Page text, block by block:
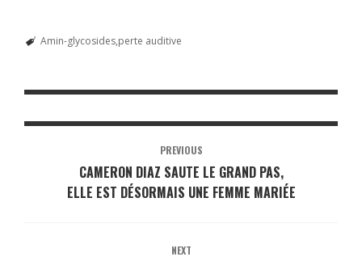
Amin-glycosides perte auditive
PREVIOUS
CAMERON DIAZ SAUTE LE GRAND PAS,
ELLE EST DÉSORMAIS UNE FEMME MARIÉE
NEXT